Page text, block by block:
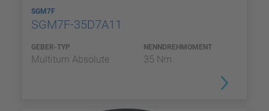
SGM7F
SGM7F-35D7A11
GEBER-TYP
Multiturn Absolute
NENNDREHMOMENT
35 Nm